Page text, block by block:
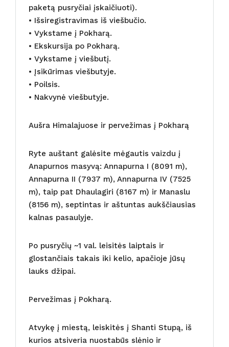
paketą pusryčiai įskaičiuoti).
• Išsiregistravimas iš viešbučio.
• Vykstame į Pokharą.
• Ekskursija po Pokharą.
• Vykstame į viešbutį.
• Įsikūrimas viešbutyje.
• Poilsis.
• Nakvynė viešbutyje.
Aušra Himalajuose ir pervežimas į Pokharą
Ryte auštant galėsite mėgautis vaizdu į
Anapurnos masyvą: Annapurna I (8091 m),
Annapurna II (7937 m), Annapurna IV (7525
m), taip pat Dhaulagiri (8167 m) ir Manaslu
(8156 m), septintas ir aštuntas aukščiausias
kalnas pasaulyje.
Po pusryčių ~1 val. leisitės laiptais ir
glostančiais takais iki kelio, apačioje jūsų
lauks džipai.
Pervežimas į Pokharą.
Atvykę į miestą, leiskitės į Shanti Stupą, iš
kurios atsiveria nuostabūs slėnio ir